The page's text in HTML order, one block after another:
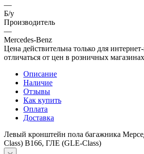
—
Б/у
Производитель
—
Mercedes-Benz
Цена действительна только для
отличаться от цен в розничных магазинах
Описание
Наличие
Отзывы
Как купить
Оплата
Доставка
Левый кронштейн пола багажника
Class) В166, ГЛЕ (GLE-Class)